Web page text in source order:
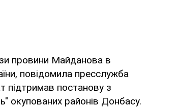
провини Майданова в
повідомила пресслужба
підтримав постанову з
окупованих районів Донбасу.